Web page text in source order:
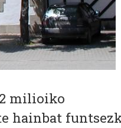
milioiko
hainbat